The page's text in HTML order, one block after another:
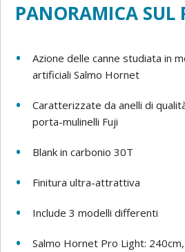
PANORAMICA SUL
Azione delle canne studiata in
artificiali Salmo Hornet
Caratterizzate da anelli di
porta-mulinelli Fuji
Blank in carbonio 30T
Finitura ultra-attrattiva
Include 3 modelli differenti
Salmo Hornet Pro Light: